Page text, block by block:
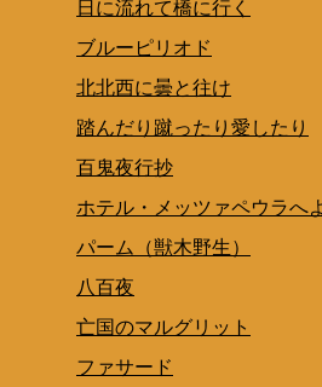
日に流れて橋に行く
ブルーピリオド
北北西に曇と往け
踏んだり蹴ったり愛したり
百鬼夜行抄
ホテル・メッツァペウラへ
パーム（獣木野生）
八百夜
亡国のマルグリット
ファサード